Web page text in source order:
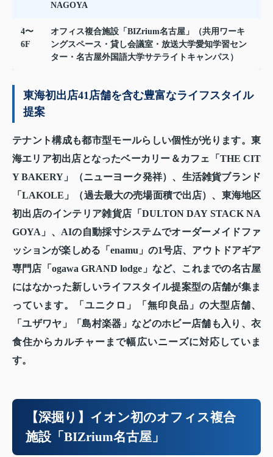
NAGOYA
4〜
6F
オフィス複合施設「BIZrium名古屋」（共用ワーキ
ングスペース・貸し会議室・放送大学愛知学習セン
ター・名古屋外国語大学サテライトキャンパス）
東海初出店41店舗を含む豊富なライフスタイル
提案
テナント構成も都市型モールらしい個性が光ります。東
海エリア初出店となったベーカリー＆カフェ「THE CIT
Y BAKERY」（ニューヨーク発祥）、生活雑貨ブランド
「LAKOLE」（過去最大の売場面積で出店）、東海地区
初出店のインテリア雑貨店「DULTON DAY STACK NA
GOYA」、AIの自動採寸システムでオーダーメイドファ
ッションが楽しめる「enamu」の1号店、アウトドアギア
専門店「ogawa GRAND lodge」など、これまでの名古屋
にはなかった新しいライフスタイル提案型の店舗が集ま
っています。「ユニクロ」「無印良品」の大型店舗、
「ユザワヤ」「島村楽器」などのホビー店舗も入り、衣
食住からカルチャーまで幅広いニーズに対応していま
す。
【深掘り】イオン初のオフィス複合
施設「BIZrium名古屋」